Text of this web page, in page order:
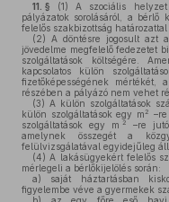
11. § (1) A szociális helyzet
pályázatok sorolásáról, a bérlő
felelős szakbizottság határozattal
(2) A döntésre jogosult azt
jövedelme megfelelő fedezetet
szolgáltatások költségére.
kapcsolatos külön
fizetőképességének
részében a pályázó nem vehet
(3) A külön szolgáltatások
külön szolgáltatások egy m2
szolgáltatások egy m 2 –re
amelynek összegét a
felülvizsgálatával egyidejűleg
(4) A lakásügyekért felelős
mérlegeli a bérlőkijelölés során:
a) saját háztartásban
figyelembe véve a gyermekek